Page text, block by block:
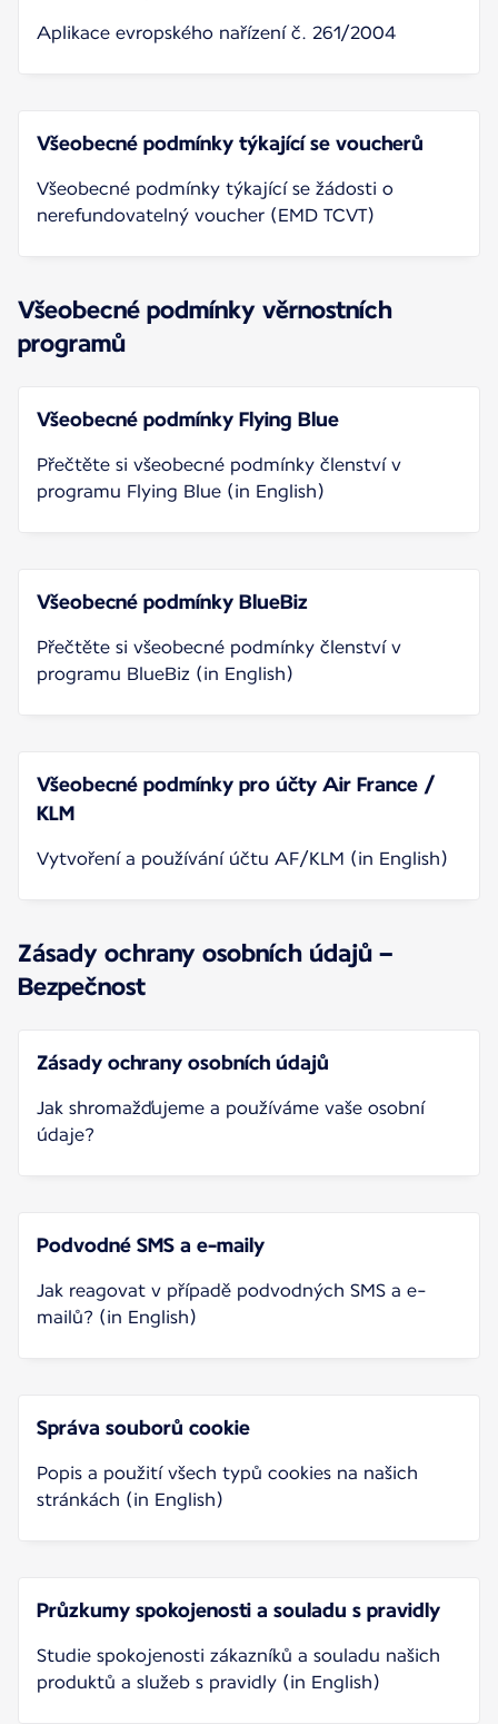
Aplikace evropského nařízení č. 261/2004
Všeobecné podmínky týkající se voucherů
Všeobecné podmínky týkající se žádosti o
nerefundovatelný voucher (EMD TCVT)
Všeobecné podmínky věrnostních
programů
Všeobecné podmínky Flying Blue
Přečtěte si všeobecné podmínky členství v
programu Flying Blue (in English)
Všeobecné podmínky BlueBiz
Přečtěte si všeobecné podmínky členství v
programu BlueBiz (in English)
Všeobecné podmínky pro účty Air France /
KLM ​
Vytvoření a používání účtu AF/KLM (in English)
Zásady ochrany osobních údajů –
Bezpečnost
Zásady ochrany osobních údajů ​
Jak shromažďujeme a používáme vaše osobní
údaje?
Podvodné SMS a e-maily
Jak reagovat v případě podvodných SMS a e-
mailů? (in English)
Správa souborů cookie
Popis a použití všech typů cookies na našich
stránkách (in English)
Průzkumy spokojenosti a souladu s pravidly
Studie spokojenosti zákazníků a souladu našich
produktů a služeb s pravidly (in English)